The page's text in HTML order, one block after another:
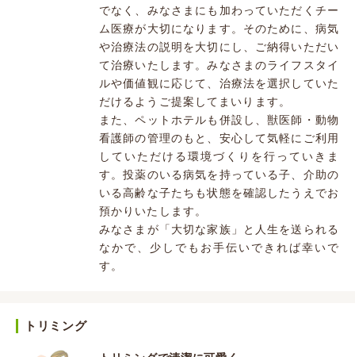
でなく、みなさまにも加わっていただくチー
ム医療が大切になります。そのために、病気
や治療法の説明を大切にし、ご納得いただい
て治療いたします。みなさまのライフスタイ
ルや価値観に応じて、治療法を選択していた
だけるようご提案してまいります。
また、ペットホテルも併設し、獣医師・動物
看護師の管理のもと、安心して気軽にご利用
していただける環境づくりを行っていきま
す。投薬のいる病気を持っている子、介助の
いる高齢な子たちも状態を確認したうえでお
預かりいたします。
みなさまが「大切な家族」と人生を送られる
なかで、少しでもお手伝いできれば幸いで
す。
トリミング